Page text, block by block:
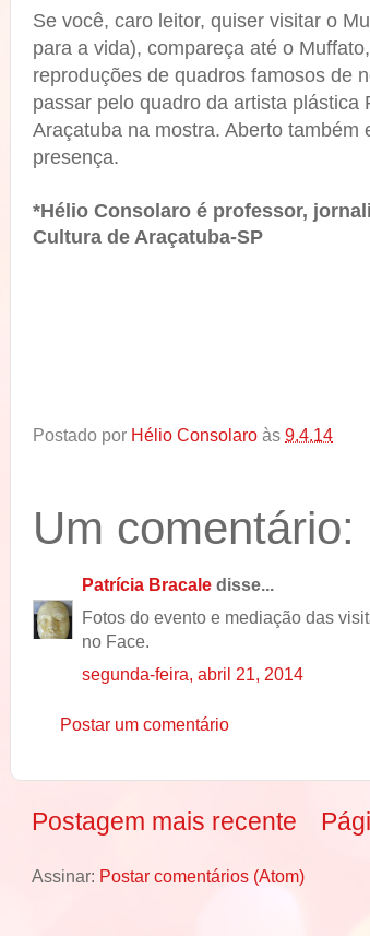
Se você, caro leitor, quiser visitar o
para a vida), compareça até o
reproduções de quadros famosos de
passar pelo quadro da artista
Araçatuba na mostra. Aberto
presença.
*Hélio Consolaro é professor,
Cultura de Araçatuba-SP
Postado por Hélio Consolaro às 9.4.14
Um comentário:
Patrícia Bracale disse...
Fotos do evento e mediação das
no Face.
segunda-feira, abril 21, 2014
Postar um comentário
Postagem mais recente
Assinar: Postar comentários (Atom)